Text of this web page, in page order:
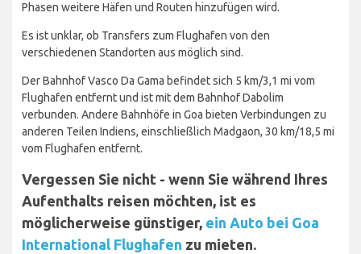
Phasen weitere Häfen und Routen hinzufügen wird.
Es ist unklar, ob Transfers zum Flughafen von den
verschiedenen Standorten aus möglich sind.
Der Bahnhof Vasco Da Gama befindet sich 5 km/3,1 mi vom
Flughafen entfernt und ist mit dem Bahnhof Dabolim
verbunden. Andere Bahnhöfe in Goa bieten Verbindungen zu
anderen Teilen Indiens, einschließlich Madgaon, 30 km/18,5 mi
vom Flughafen entfernt.
Vergessen Sie nicht - wenn Sie während Ihres
Aufenthalts reisen möchten, ist es
möglicherweise günstiger, ein Auto bei Goa
International Flughafen zu mieten.